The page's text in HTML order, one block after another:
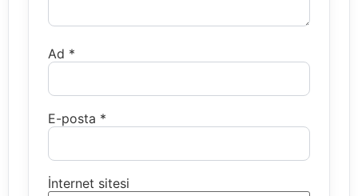
Ad *
E-posta *
İnternet sitesi